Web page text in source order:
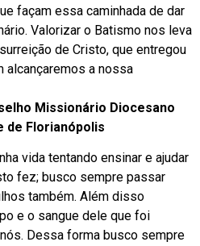
façam essa caminhada de dar
Valorizar o Batismo nos leva
de Cristo, que entregou
alcançaremos a nossa
Missionário Diocesano
de Florianópolis
vida tentando ensinar e ajudar
fez; busco sempre passar
também. Além disso
e o sangue dele que foi
Dessa forma busco sempre